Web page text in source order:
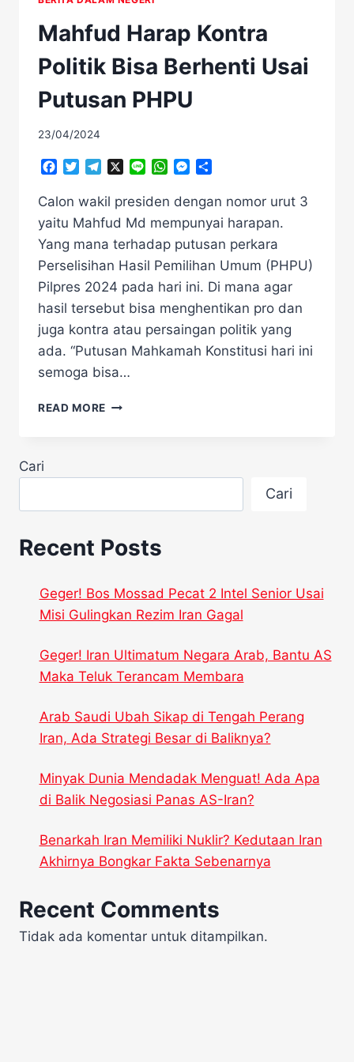
Mahfud Harap Kontra
Politik Bisa Berhenti Usai
Putusan PHPU
23/04/2024
Facebook
TwitterTelegramLine WhatsAppMessenger
Calon wakil presiden dengan nomor urut 3
yaitu Mahfud Md mempunyai harapan.
Yang mana terhadap putusan perkara
Perselisihan Hasil Pemilihan Umum (PHPU)
Pilpres 2024 pada hari ini. Di mana agar
hasil tersebut bisa menghentikan pro dan
juga kontra atau persaingan politik yang
ada. “Putusan Mahkamah Konstitusi hari ini
semoga bisa…
READ MORE MAHFUD
PHPU
Cari
Cari
Recent Posts
Geger! Bos Mossad Pecat 2 Intel Senior Usai
Misi Gulingkan Rezim Iran Gagal
Geger! Iran Ultimatum Negara Arab, Bantu AS
Maka Teluk Terancam Membara
Arab Saudi Ubah Sikap di Tengah Perang
Iran, Ada Strategi Besar di Baliknya?
Minyak Dunia Mendadak Menguat! Ada Apa
di Balik Negosiasi Panas AS-Iran?
Benarkah Iran Memiliki Nuklir? Kedutaan Iran
Akhirnya Bongkar Fakta Sebenarnya
Recent Comments
Tidak ada komentar untuk ditampilkan.